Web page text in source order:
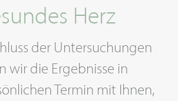
Herz
der Untersuchungen
wir die Ergebnisse in
Termin mit Ihnen,